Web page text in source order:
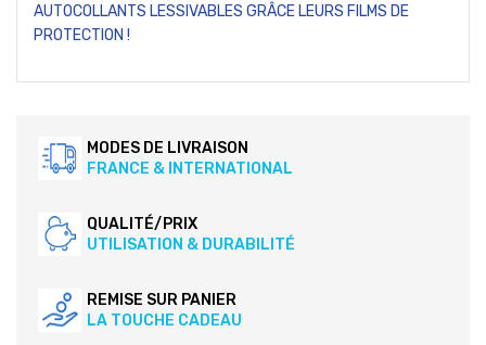
AUTOCOLLANTS LESSIVABLES GRÂCE LEURS FILMS DE
PROTECTION !
MODES DE LIVRAISON
FRANCE & INTERNATIONAL
QUALITÉ/PRIX
UTILISATION & DURABILITÉ
REMISE SUR PANIER
LA TOUCHE CADEAU